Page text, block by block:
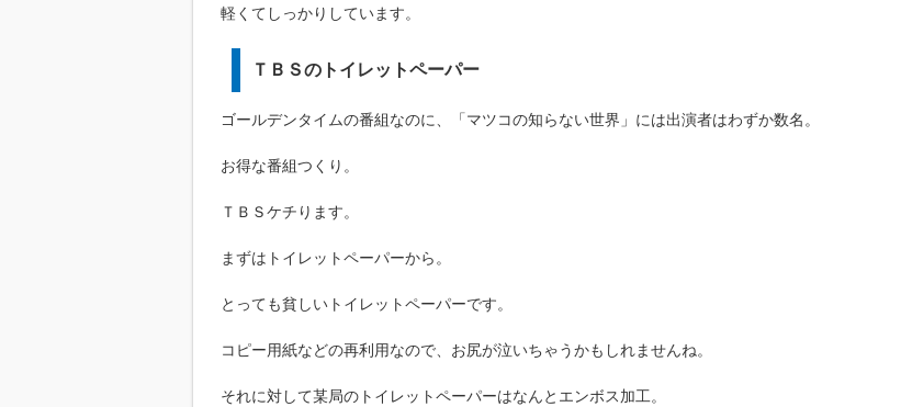
軽くてしっかりしています。
ＴＢＳのトイレットペーパー
ゴールデンタイムの番組なのに、「マツコの知らない世界」には出演者はわずか数名。
お得な番組つくり。
ＴＢＳケチります。
まずはトイレットペーパーから。
とっても貧しいトイレットペーパーです。
コピー用紙などの再利用なので、お尻が泣いちゃうかもしれませんね。
それに対して某局のトイレットペーパーはなんとエンボス加工。